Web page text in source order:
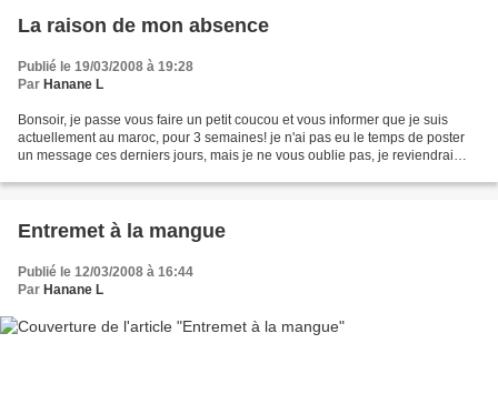
La raison de mon absence
Publié le 19/03/2008 à 19:28
Par Hanane L
Bonsoir, je passe vous faire un petit coucou et vous informer que je suis
actuellement au maroc, pour 3 semaines! je n'ai pas eu le temps de poster
un message ces derniers jours, mais je ne vous oublie pas, je reviendrai
Entremet à la mangue
Publié le 12/03/2008 à 16:44
Par Hanane L